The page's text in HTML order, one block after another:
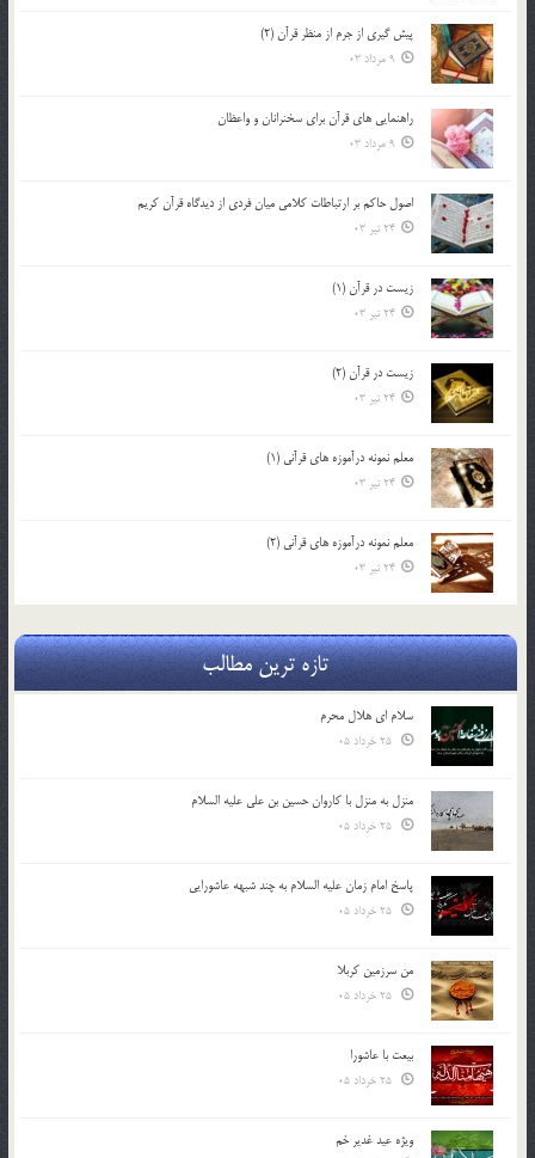
پيش گيري از جرم از منظر قرآن (2)
9 مرداد 03
راهنمایی های قرآن برای سخنرانان و واعظان
9 مرداد 03
اصول حاكم بر ارتباطات كلامى ميان فردى از ديدگاه قرآن كريم
24 تیر 03
زیست در قرآن (1)
24 تیر 03
زیست در قرآن (2)
24 تیر 03
معلم نمونه درآموزه هاي قرآني (1)
24 تیر 03
معلم نمونه درآموزه هاي قرآني (2)
24 تیر 03
تازه ترین مطالب
سلام ای هلال محرم
منزل به منزل با کاروان حسین بن علی علیه السلام
پاسخ امام زمان علیه السلام به چند شبهه عاشورایی
من سرزمین کربلا
بیعت با عاشورا
ویژه عید غدیر خم